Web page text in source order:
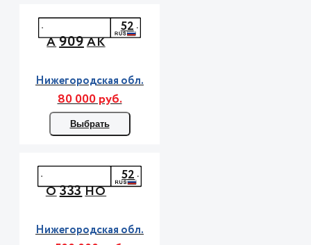
А909АК
52
Нижегородская обл.
80 000 руб.
Выбрать
О333НО
52
Нижегородская обл.